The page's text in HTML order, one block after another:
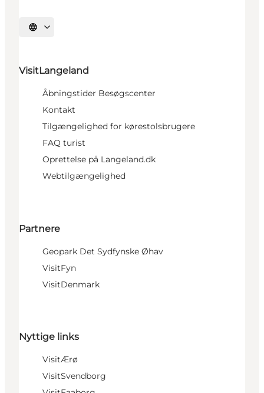
Vælg sprog
VisitLangeland
Åbningstider Besøgscenter
Kontakt
Tilgængelighed for kørestolsbrugere
FAQ turist
Oprettelse på Langeland.dk
Webtilgængelighed
Partnere
Geopark Det Sydfynske Øhav
VisitFyn
VisitDenmark
Nyttige links
VisitÆrø
VisitSvendborg